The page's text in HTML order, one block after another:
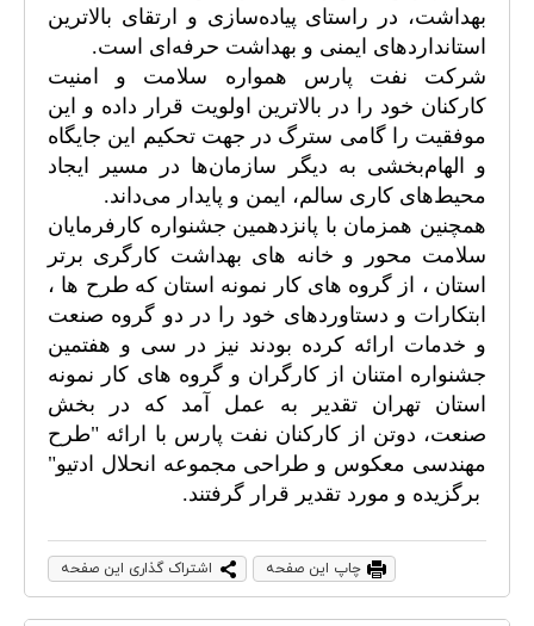
بهداشت، در راستای پیاده‌سازی و ارتقای بالاترین
استانداردهای ایمنی و بهداشت حرفه‌ای است.
شرکت نفت پارس همواره سلامت و امنیت
کارکنان خود را در بالاترین اولویت قرار داده و این
موفقیت را گامی سترگ در جهت تحکیم این جایگاه
و الهام‌بخشی به دیگر سازمان‌ها در مسیر ایجاد
محیط‌های کاری سالم، ایمن و پایدار می‌داند.
همچنین همزمان با پانزدهمین جشنواره کارفرمایان
سلامت محور و خانه های بهداشت کارگری برتر
استان ، از گروه های کار نمونه استان که طرح ها ،
ابتکارات و دستاوردهای خود را در دو گروه صنعت
و خدمات ارائه کرده بودند نیز در سی و هفتمین
جشنواره امتنان از کارگران و گروه های کار نمونه
استان تهران تقدیر به عمل آمد که در بخش
صنعت، دوتن از کارکنان نفت پارس با ارائه "طرح
مهندسی معکوس و طراحی مجموعه انحلال ادتیو"
برگزیده و مورد تقدیر قرار گرفتند.
اشتراک گذاری این صفحه چاپ این صفحه